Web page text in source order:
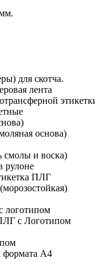
для скотча.
лента
основа)
и воска)
рулоне
ПЛГ
логотипом
с Логотипом
формата А4